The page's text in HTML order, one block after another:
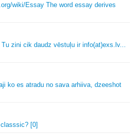
org/wiki/Essay The word essay derives
zini cik daudz vēstuļu ir info(at)exs. lv.
ko es atradu no sava arhiiva, dzeeshot
[0]